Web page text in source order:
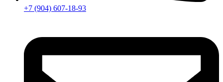
+7 (904) 607-18-93